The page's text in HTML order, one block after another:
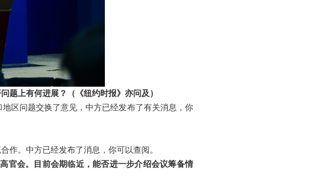
题上有何进展？（《纽约时报》亦问及）
区问题交换了意见，中方已经发布了有关消息，你
作。中方已经发布了消息，你可以查阅。
官会。目前会期临近，能否进一步介绍会议筹备情